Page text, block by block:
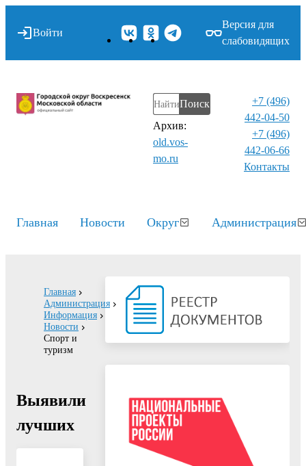
Войти
Версия для
слабовидящих
Поиск
Архив:
old.vos-
mo.ru
+7 (496)
442-04-50
+7 (496)
442-06-66
Контакты⁠
Главная Новости Округ Администрация
Главная
Администрация
Информация
Новости
Спорт и
туризм
Выявили
лучших